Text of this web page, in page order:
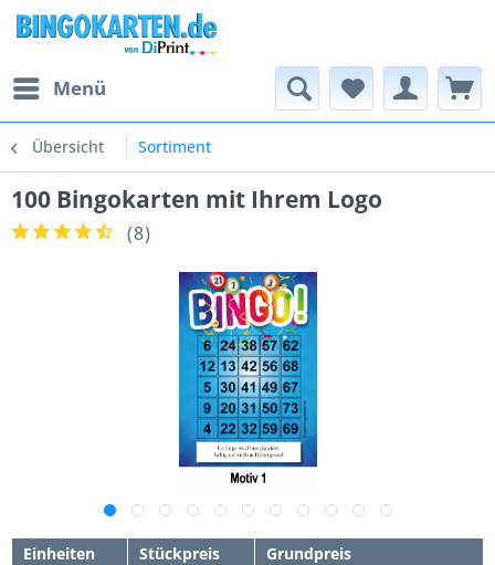
Menü
Übersicht Sortiment
100 Bingokarten mit Ihrem Logo
(8)
Einheiten Stückpreis
Grundpreis